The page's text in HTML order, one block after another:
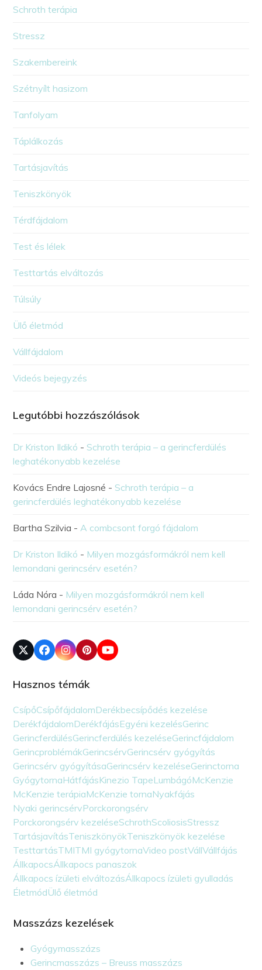
Schroth terápia
Stressz
Szakembereink
Szétnyílt hasizom
Tanfolyam
Táplálkozás
Tartásjavítás
Teniszkönyök
Térdfájdalom
Test és lélek
Testtartás elváltozás
Túlsúly
Ülő életmód
Vállfájdalom
Videós bejegyzés
Legutóbbi hozzászólások
Dr Kriston Ildikó - Schroth terápia – a gerincferdülés
leghatékonyabb kezelése
Kovács Endre Lajosné - Schroth terápia – a
gerincferdülés leghatékonyabb kezelése
Bartha Szilvia -A combcsont forgó fájdalom
Dr Kriston Ildikó - Milyen mozgásformákról nem kell
lemondani gerincsérv esetén?
Láda Nóra - Milyen mozgásformákról nem kell
lemondani gerincsérv esetén?
Hasznos témák
CsípőCsípőfájdalomDerékbecsípődés kezelése
DerékfájdalomDerékfájásEgyéni kezelésGerinc
GerincferdülésGerincferdülés kezeléseGerincfájdalom
GerincproblémákGerincsérvGerincsérv gyógyítás
Gerincsérv gyógyításaGerincsérv kezeléseGerinctorna
GyógytornaHátfájásKinezio TapeLumbágóMcKenzie
McKenzie terápiaMcKenzie tornaNyakfájás
Nyaki gerincsérvPorckorongsérv
Porckorongsérv kezeléseSchrothScoliosisStressz
TartásjavításTeniszkönyökTeniszkönyök kezelése
TesttartásTMITMI gyógytornaVideo postVállVállfájás
ÁllkapocsÁllkapocs panaszok
Állkapocs ízületi elváltozásÁllkapocs ízületi gyulladás
ÉletmódÜlő életmód
Masszázs kezelések
Gyógymasszázs
Gerincmasszázs – Breuss masszázs